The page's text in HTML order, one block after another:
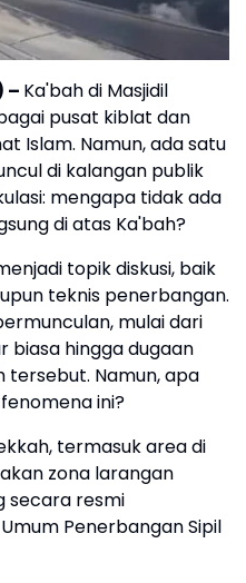
– Ka'bah di Masjidil
pusat kiblat dan
Islam. Namun, ada satu
di kalangan publik
mengapa tidak ada
di atas Ka'bah?
topik diskusi, baik
teknis penerbangan.
mulai dari
biasa hingga dugaan
tersebut. Namun, apa
ini?
termasuk area di
zona larangan
secara resmi
Penerbangan Sipil